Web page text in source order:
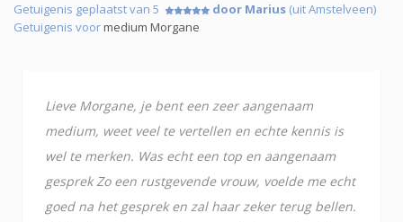
Getuigenis geplaatst van 5 door Marius (uit Amstelveen)
Getuigenis voormedium Morgane
Lieve Morgane, je bent een zeer aangenaam
medium, weet veel te vertellen en echte kennis is
wel te merken. Was echt een top en aangenaam
gesprek Zo een rustgevende vrouw, voelde me echt
goed na het gesprek en zal haar zeker terug bellen.